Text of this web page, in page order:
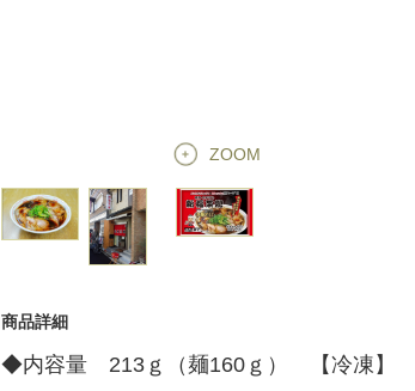
ZOOM
商品詳細
◆内容量 213ｇ（麺160ｇ） 【冷凍】